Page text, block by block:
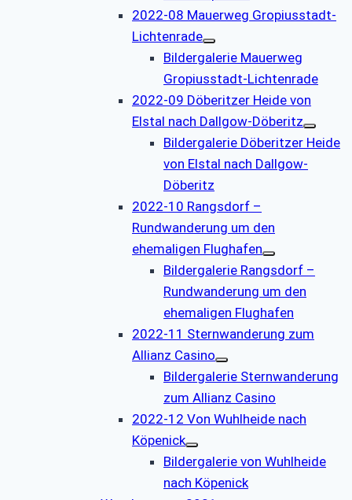
2022-08 Mauerweg Gropiusstadt-
Lichtenrade
Bildergalerie Mauerweg
Gropiusstadt-Lichtenrade
2022-09 Döberitzer Heide von
Elstal nach Dallgow-Döberitz
Bildergalerie Döberitzer Heide
von Elstal nach Dallgow-
Döberitz
2022-10 Rangsdorf –
Rundwanderung um den
ehemaligen Flughafen
Bildergalerie Rangsdorf –
Rundwanderung um den
ehemaligen Flughafen
2022-11 Sternwanderung zum
Allianz Casino
Bildergalerie Sternwanderung
zum Allianz Casino
2022-12 Von Wuhlheide nach
Köpenick
Bildergalerie von Wuhlheide
nach Köpenick